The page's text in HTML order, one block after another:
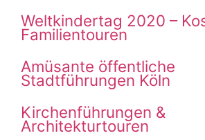
Weltkindertag 2020 –
Familientouren
Amüsante öffentliche
Stadtführungen Köln
Kirchenführungen &
Architekturtouren